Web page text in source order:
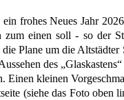
frohes Neues Jahr
einen soll - so der
Plane um die Altstädter
des
Einen kleinen
(siehe das Foto oben